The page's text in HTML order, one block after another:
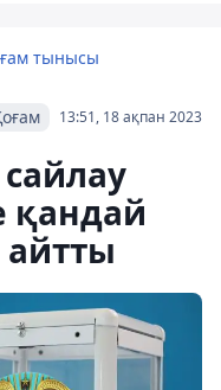
тынысы
13:51, 18 ақпан 2023
қандай